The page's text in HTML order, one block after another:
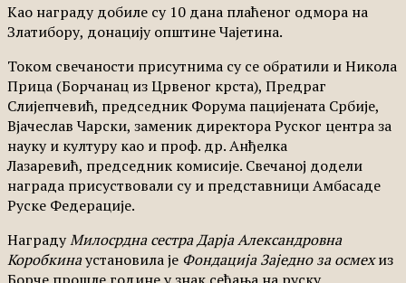
Као награду добиле су 10 дана плаћеног одмора на
Златибору, донацију општине Чајетина.
Током свечаности присутнима су се обратили и Никола
Прица (Борчанац из Црвеног крста), Предраг
Слијепчевић, председник Форума пацијената Србије,
Вјачеслав Чарски, заменик директора Руског центра за
науку и културу као и проф. др. Анђелка
Лазаревић, председник комисије. Свечаној додели
награда присуствовали су и представници Амбасаде
Руске Федерације.
НаградуМилосрдна сестра Дарја Александровна
Коробкинаустановила је Фондација Заједно за осмехиз